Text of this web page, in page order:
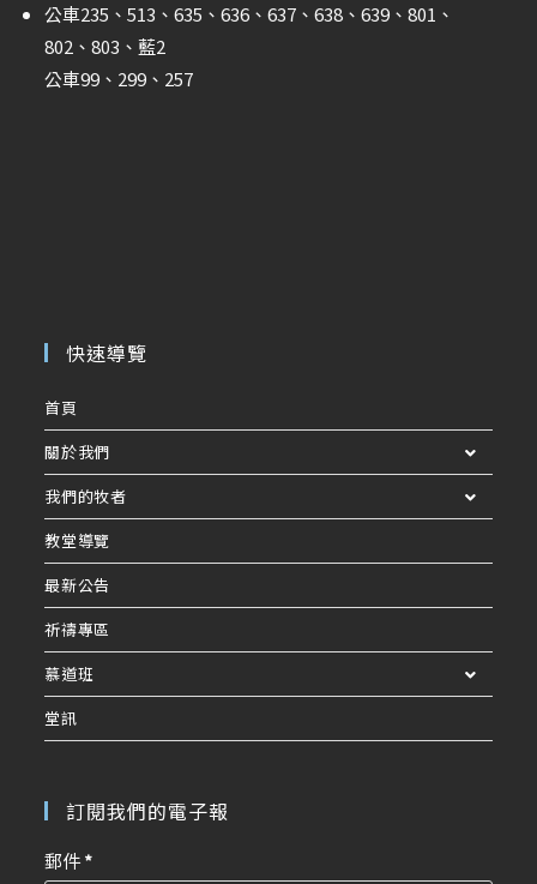
公車235、513、635、636、637、638、639、801、
802、803、藍2
公車99、299、257
快速導覽
首頁
關於我們
我們的牧者
教堂導覽
最新公告
祈禱專區
慕道班
堂訊
訂閱我們的電子報
郵件*